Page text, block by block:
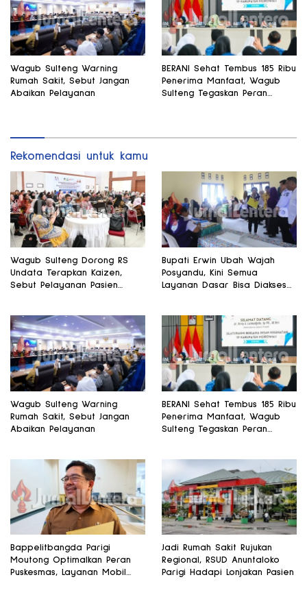
Wagub Sulteng Warning
Rumah Sakit, Sebut Jangan
Abaikan Pelayanan
BERANI Sehat Tembus 185 Ribu
Penerima Manfaat, Wagub
Sulteng Tegaskan Peran
Rekomendasi untuk kamu
Wagub Sulteng Dorong RS
Undata Terapkan Kaizen,
Sebut Pelayanan Pasien
Bupati Erwin Ubah Wajah
Posyandu, Kini Semua
Layanan Dasar Bisa Diakses
Wagub Sulteng Warning
Rumah Sakit, Sebut Jangan
Abaikan Pelayanan
BERANI Sehat Tembus 185 Ribu
Penerima Manfaat, Wagub
Sulteng Tegaskan Peran
Bappelitbangda Parigi
Moutong Optimalkan Peran
Puskesmas, Layanan Mobil
Jadi Rumah Sakit Rujukan
Regional, RSUD Anuntaloko
Parigi Hadapi Lonjakan Pasien